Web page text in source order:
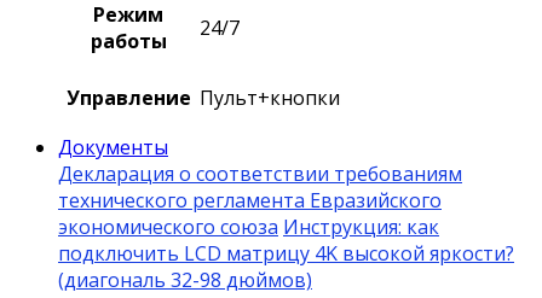
Режим
работы
24/7
Управление Пульт+кнопки
Документы
Декларация о соответствии требованиям
технического регламента Евразийского
экономического союза Инструкция: как
подключить LCD матрицу 4K высокой яркости?
(диагональ 32-98 дюймов)